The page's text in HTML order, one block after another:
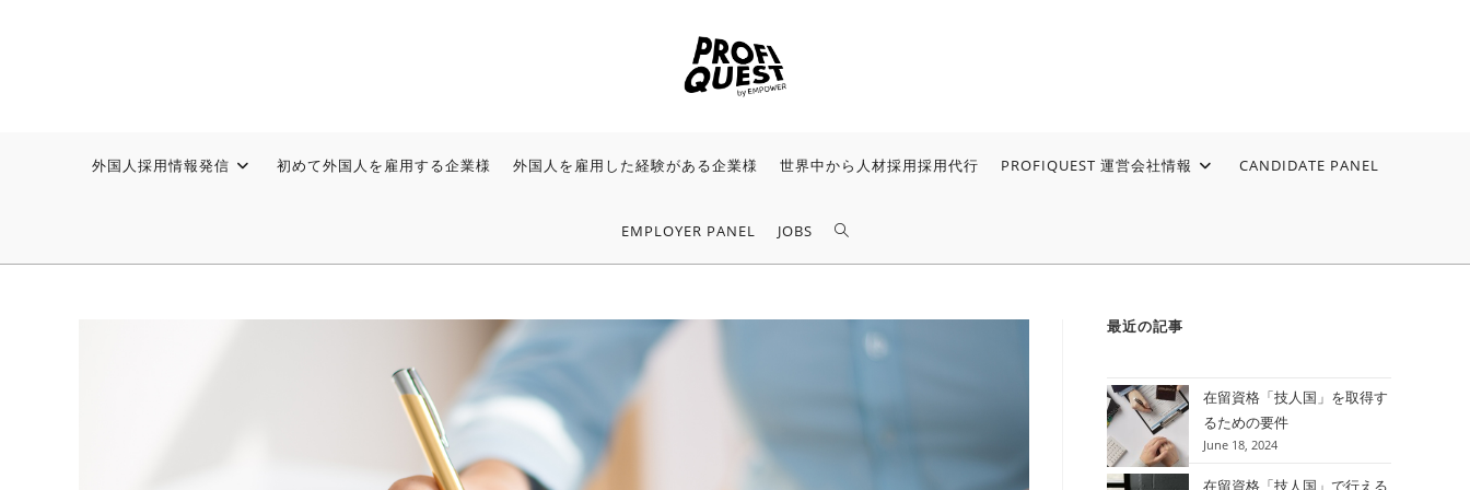
外国人採用情報発信 初めて外国人を雇用する企業様 外国人を雇用した経験がある企業様 世界中から人材採用採用代行 PROFIQUEST 運営会社情報 CANDIDATE PANEL
EMPLOYER PANEL JOBS
最近の記事
在留資格「技人国」を取得す
るための要件
June 18, 2024
在留資格「技人国」で行える